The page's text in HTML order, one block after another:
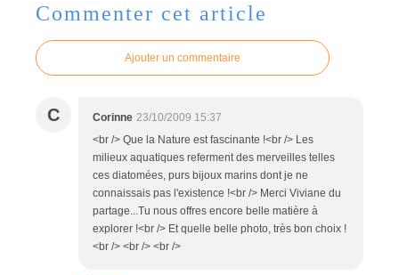
Commenter cet article
Ajouter un commentaire
C Corinne 23/10/2009 15:37
<br /> Que la Nature est fascinante !<br /> Les
milieux aquatiques referment des merveilles telles
ces diatomées, purs bijoux marins dont je ne
connaissais pas l'existence !<br /> Merci Viviane du
partage...Tu nous offres encore belle matière à
explorer !<br /> Et quelle belle photo, très bon choix !
<br /> <br /> <br />